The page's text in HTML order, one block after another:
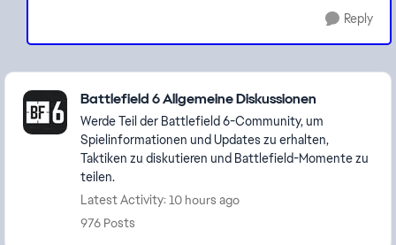
Reply
Featured Places
Battlefield 6 Allgemeine Diskussionen
Werde Teil der Battlefield 6-Community, um
Spielinformationen und Updates zu erhalten,
Taktiken zu diskutieren und Battlefield-Momente zu
teilen.
Latest Activity: 10 hours ago
976 Posts